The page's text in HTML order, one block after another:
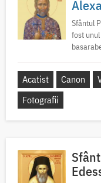
Sfântul
fost
Acatist Canon
Fotografii